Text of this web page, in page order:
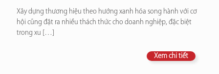
Xây dựng thương hiệu theo hướng xanh hóa song hành với cơ
hội cũng đặt ra nhiều thách thức cho doanh nghiệp, đặc biệt
trong xu […]
Xem chi tiết